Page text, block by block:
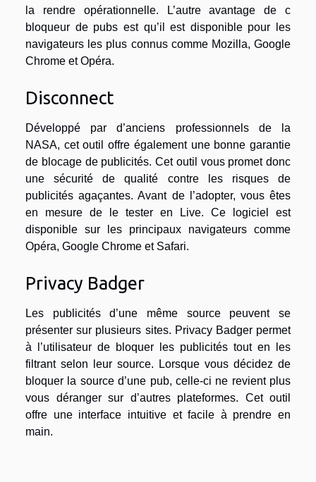
la rendre opérationnelle. L’autre avantage de c
bloqueur de pubs est qu’il est disponible pour les
navigateurs les plus connus comme Mozilla, Google
Chrome et Opéra.
Disconnect
Développé par d’anciens professionnels de la
NASA, cet outil offre également une bonne garantie
de blocage de publicités. Cet outil vous promet donc
une sécurité de qualité contre les risques de
publicités agaçantes. Avant de l’adopter, vous êtes
en mesure de le tester en Live. Ce logiciel est
disponible sur les principaux navigateurs comme
Opéra, Google Chrome et Safari.
Privacy Badger
Les publicités d’une même source peuvent se
présenter sur plusieurs sites. Privacy Badger permet
à l’utilisateur de bloquer les publicités tout en les
filtrant selon leur source. Lorsque vous décidez de
bloquer la source d’une pub, celle-ci ne revient plus
vous déranger sur d’autres plateformes. Cet outil
offre une interface intuitive et facile à prendre en
main.